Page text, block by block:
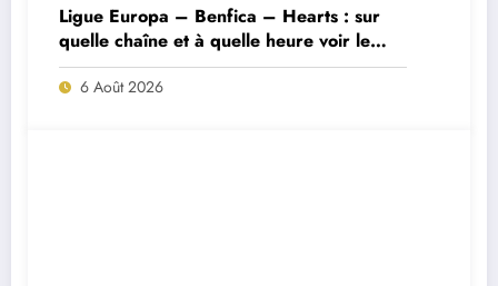
Ligue Europa – Benfica – Hearts : sur
quelle chaîne et à quelle heure voir le
match ?
6 Août 2026